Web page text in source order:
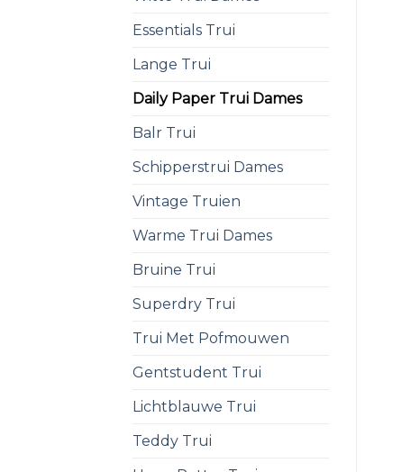
Essentials Trui
Lange Trui
Daily Paper Trui Dames
Balr Trui
Schipperstrui Dames
Vintage Truien
Warme Trui Dames
Bruine Trui
Superdry Trui
Trui Met Pofmouwen
Gentstudent Trui
Lichtblauwe Trui
Teddy Trui